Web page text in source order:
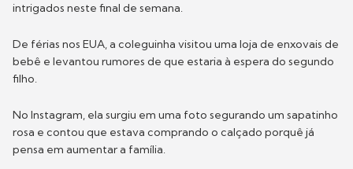
intrigados neste final de semana.
De férias nos EUA, a coleguinha visitou uma loja de enxovais de
bebê e levantou rumores de que estaria à espera do segundo
filho.
No Instagram, ela surgiu em uma foto segurando um sapatinho
rosa e contou que estava comprando o calçado porquê já
pensa em aumentar a família.